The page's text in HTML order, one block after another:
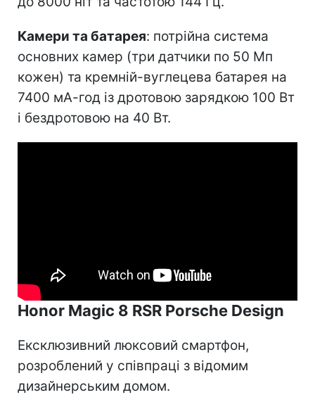
Камери та батарея: потрійна система
основних камер (три датчики по 50 Мп
кожен) та кремній-вуглецева батарея на
7400 мА-год із дротовою зарядкою 100 Вт
і бездротовою на 40 Вт.
Honor Magic 8 RSR Porsche Design
Ексклюзивний люксовий смартфон,
розроблений у співпраці з відомим
дизайнерським домом.